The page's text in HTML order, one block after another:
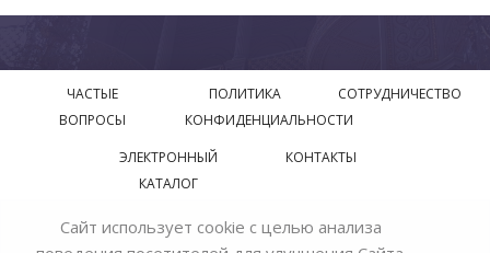
ЧАСТЫЕ
ВОПРОСЫ
ПОЛИТИКА
КОНФИДЕНЦИАЛЬНОСТИ
СОТРУДНИЧЕСТВО
ЭЛЕКТРОННЫЙ
КАТАЛОГ
КОНТАКТЫ
© 2018—2026 Официальный сайт завода производителя
Сайт использует cookie с целью анализа